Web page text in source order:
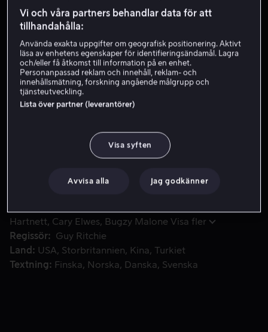
HD
Skaffa Viaplay
Se trailer
Spionen Orson Fortune får i uppdrag att sätta stopp för
Spionen Orson Fortune får i uppdrag att sätta stopp för
försäljningen av en ny dödlig vapenteknologi, som leds
av miljardären och vapenmäklaren Greg Simmonds.
världens bästa agenter. Tillsammans rekryterar de
hjälper dem på deras hemliga uppdrag för att rädda
världen.
Hartnett
Cary Elwes Bugzy Malone Visa fler
Regissör
Guy Ritchie
Land
USA Storbritannien Kina
Turkiet
Textning
Finska Norska Danska Svenska
Vi och våra partners behandlar data för att
tillhandahålla:
Använda exakta uppgifter om geografisk positionering. Aktivt
läsa av enhetens egenskaper för identifieringsändamål. Lagra
och/eller få åtkomst till information på en enhet.
Personanpassad reklam och innehåll, reklam- och
innehållsmätning, forskning angående målgrupp och
tjänsteutveckling.
Lista över partner (leverantörer)
Visa syften
Avvisa alla Jag godkänner